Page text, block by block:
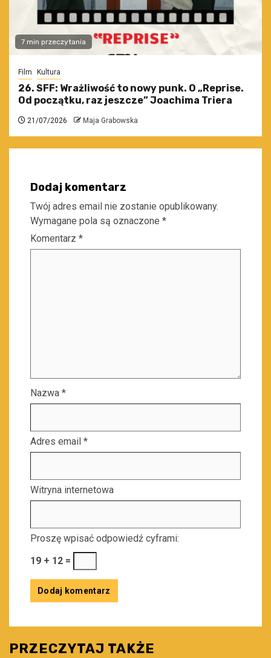
7 min przeczytania
Film Kultura
26. SFF: Wrażliwość to nowy punk. O „Reprise.
Od początku, raz jeszcze” Joachima Triera
21/07/2026 Maja Grabowska
Dodaj komentarz
Twój adres email nie zostanie opublikowany.
Wymagane pola są oznaczone *
Komentarz *
Nazwa *
Adres email *
Witryna internetowa
Proszę wpisać odpowiedź cyframi:
19 + 12 =
PRZECZYTAJ TAKŻE